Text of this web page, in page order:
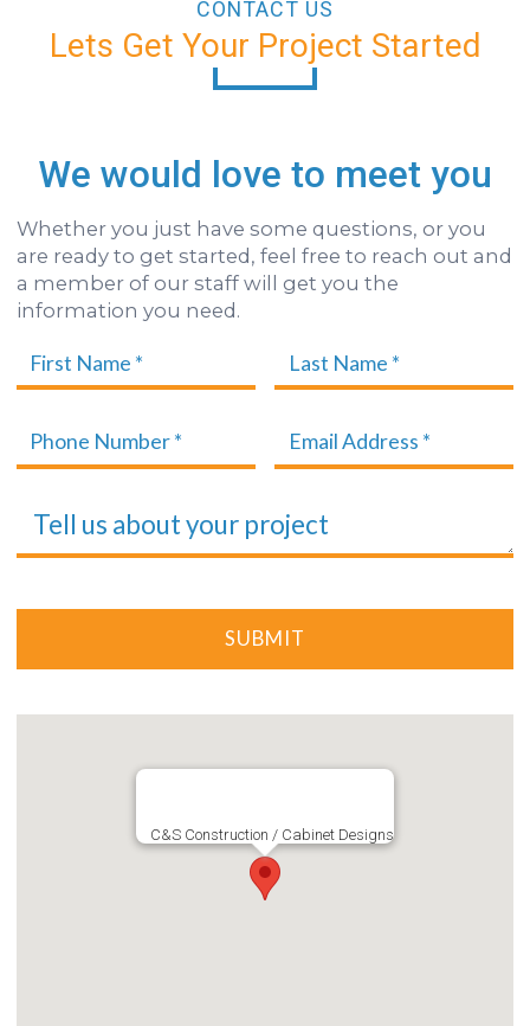
CONTACT US
Lets Get Your Project Started
We would love to meet you
Whether you just have some questions, or you
are ready to get started, feel free to reach out and
a member of our staff will get you the
information you need.
C&S Construction / Cabinet Designs